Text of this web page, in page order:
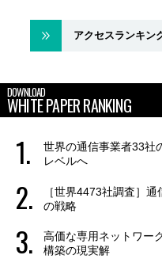
アクセスランキン
DOWNLOAD
WHITE PAPER RANKING
世界の通信事業者33社
レベルへ
［世界4473社調査］
の戦略
高価な専用ネットワー
構築の現実解